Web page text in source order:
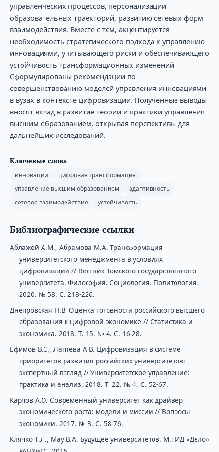
управленческих процессов, персонализации
образовательных траекторий, развитию сетевых форм
взаимодействия. Вместе с тем, акцентируется
необходимость стратегического подхода к управлению
инновациями, учитывающего риски и обеспечивающего
устойчивость трансформационных изменений.
Сформулированы рекомендации по
совершенствованию моделей управления инновациями
в вузах в контексте цифровизации. Полученные выводы
вносят вклад в развитие теории и практики управления
высшим образованием, открывая перспективы для
дальнейших исследований.
Ключевые слова
инновации
цифровая трансформация
управление высшим образованием
адаптивность
сетевое взаимодействие
устойчивость
Библиографические ссылки
Аблажей А.М., Абрамова М.А. Трансформация
университетского менеджмента в условиях
цифровизации // Вестник Томского государственного
университета. Философия. Социология. Политология.
2020. № 58. С. 218-226.
Днепровская Н.В. Оценка готовности российского высшего
образования к цифровой экономике // Статистика и
экономика. 2018. Т. 15. № 4. С. 16-28.
Ефимов В.С., Лаптева А.В. Цифровизация в системе
приоритетов развития российских университетов:
экспертный взгляд // Университетское управление:
практика и анализ. 2018. Т. 22. № 4. С. 52-67.
Карпов А.О. Современный университет как драйвер
экономического роста: модели и миссии // Вопросы
экономики. 2017. № 3. С. 58-76.
Клячко Т.Л., Мау В.А. Будущее университетов. М.: ИД «Дело»